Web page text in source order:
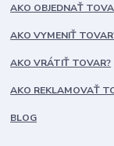
AKO OBJEDNAŤ
AKO VYMENIŤ
AKO VRÁTIŤ TOVAR?
AKO REKLAMOVAŤ
BLOG